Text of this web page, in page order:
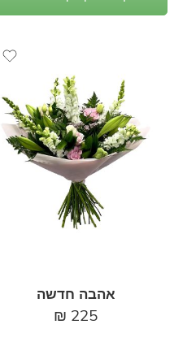
אהבה חדשה
225
₪